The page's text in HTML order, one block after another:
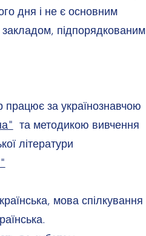
дня і не є основним
закладом, підпорядкованим
працює за українознавчою
та методикою вивчення
літератури
мова спілкування